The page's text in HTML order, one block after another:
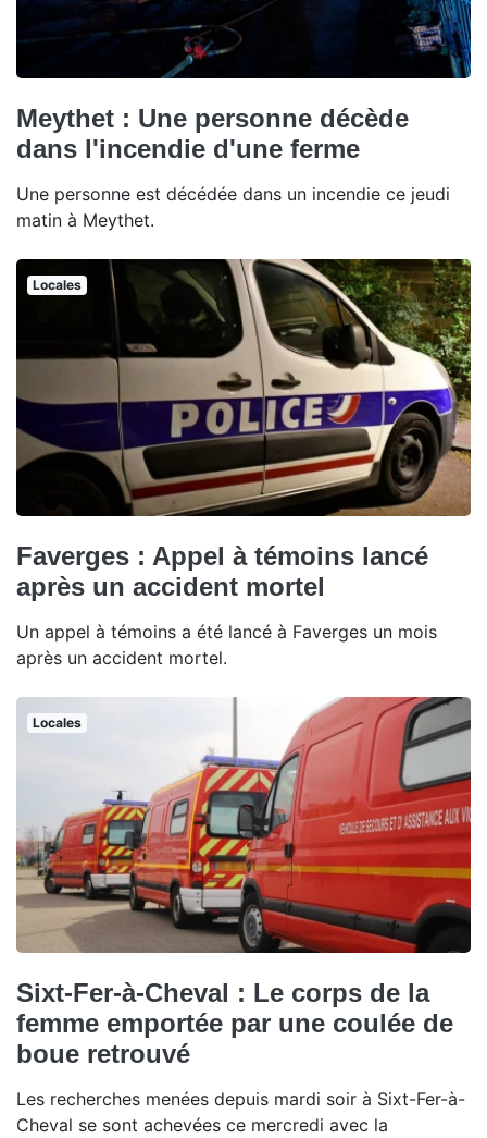
Meythet : Une personne décède
dans l'incendie d'une ferme
Une personne est décédée dans un incendie ce jeudi
matin à Meythet.
Locales
Faverges : Appel à témoins lancé
après un accident mortel
Un appel à témoins a été lancé à Faverges un mois
après un accident mortel.
Locales
Sixt-Fer-à-Cheval : Le corps de la
femme emportée par une coulée de
boue retrouvé
Les recherches menées depuis mardi soir à Sixt-Fer-à-
Cheval se sont achevées ce mercredi avec la